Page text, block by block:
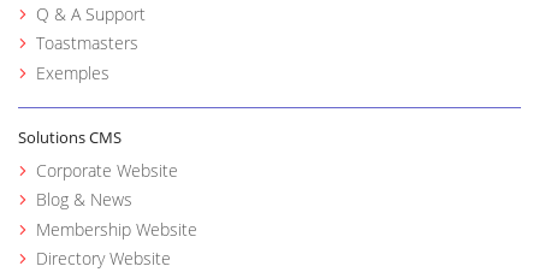
Q & A Support
Toastmasters
Exemples
Solutions CMS
Corporate Website
Blog & News
Membership Website
Directory Website